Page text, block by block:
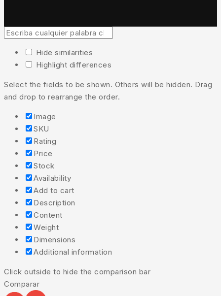
Hide similarities
Highlight differences
Select the fields to be shown. Others will be hidden. Drag
and drop to rearrange the order.
Image
SKU
Rating
Price
Stock
Availability
Add to cart
Description
Content
Weight
Dimensions
Additional information
Click outside to hide the comparison bar
Comparar